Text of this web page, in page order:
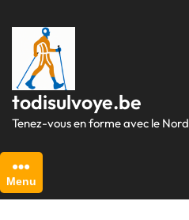
au
contenu
todisulvoye.be
Tenez-vous en forme avec le
Menu